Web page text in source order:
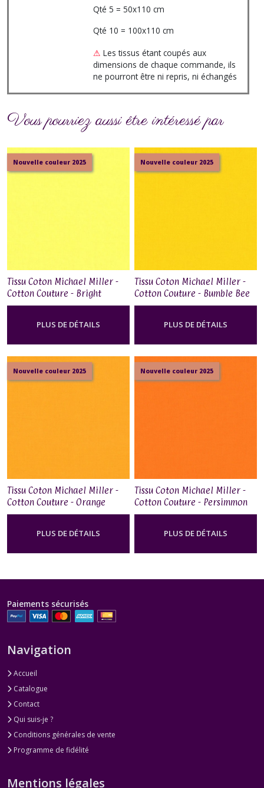
Qté 5 = 50x110 cm
Qté 10 = 100x110 cm
⚠ Les tissus étant coupés aux
dimensions de chaque commande, ils
ne pourront être ni repris, ni échangés
Vous pourriez aussi être intéressé par
Nouvelle couleur 2025
Tissu Coton Michael Miller -
Cotton Couture - Bright
Yellow
PLUS DE DÉTAILS
Nouvelle couleur 2025
Tissu Coton Michael Miller -
Cotton Couture - Bumble Bee
PLUS DE DÉTAILS
Nouvelle couleur 2025
Tissu Coton Michael Miller -
Cotton Couture - Orange
Blossom
PLUS DE DÉTAILS
Nouvelle couleur 2025
Tissu Coton Michael Miller -
Cotton Couture - Persimmon
PLUS DE DÉTAILS
Paiements sécurisés
Navigation
Accueil
Catalogue
Contact
Qui suis-je ?
Conditions générales de vente
Programme de fidélité
Mentions légales